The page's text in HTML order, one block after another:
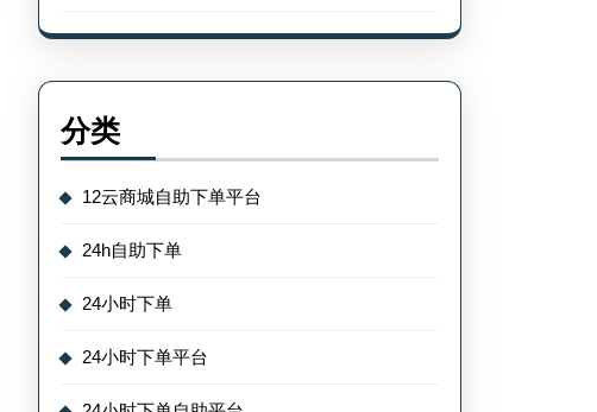
分类
12云商城自助下单平台
24h自助下单
24小时下单
24小时下单平台